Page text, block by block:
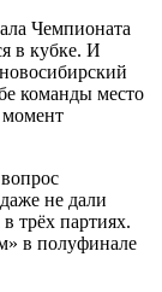
Чемпионата
в кубке. И
команды место
не дали
трёх партиях.
в полуфинале